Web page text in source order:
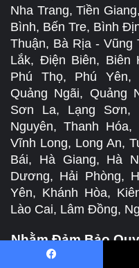
Nha Trang, Tiền
Bình, Bến Tre, Bình
Thuận, Bà Rịa - Vũng
Lắk, Điện Biên, Biên
Phú Thọ, Phú Yên,
Quảng Ngãi, Quảng
Sơn La, Lạng Sơn,
Nguyên, Thanh
Vĩnh Long, Long An,
Bái, Hà Giang, Hà
Dương, Hải Phòng,
Yên, Khánh Hòa,
Lào Cai, Lâm Đồng,
Nhằm Đảm Bảo
Tác Viên và Tính